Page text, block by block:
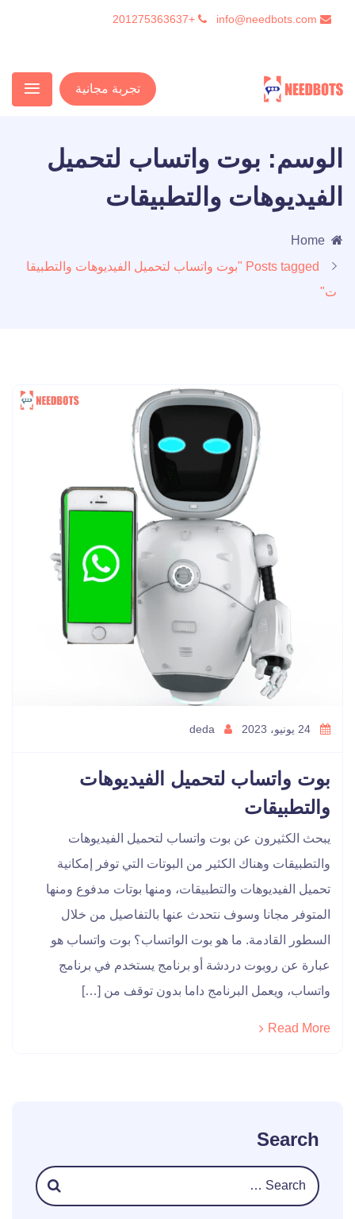
+201275363637
تجربة مجانية
الوسم: بوت واتساب لتحميل
الفيديوهات والتطبيقات
Home
Posts tagged "بوت واتساب لتحميل الفيديوهات والتطبيقا
ت"
24 يونيو، 2023
بوت واتساب لتحميل الفيديوهات
والتطبيقات
يبحث الكثيرون عن بوت واتساب لتحميل الفيديوهات
والتطبيقات وهناك الكثير من البوتات التي توفر إمكانية
تحميل الفيديوهات والتطبيقات، ومنها بوتات مدفوع ومنها
المتوفر مجانا وسوف نتحدث عنها بالتفاصيل من خلال
السطور القادمة. ما هو بوت الواتساب؟ بوت واتساب هو
عبارة عن روبوت دردشة أو برنامج يستخدم في برنامج
واتساب، ويعمل البرنامج داما بدون توقف من […]
Read More
Search